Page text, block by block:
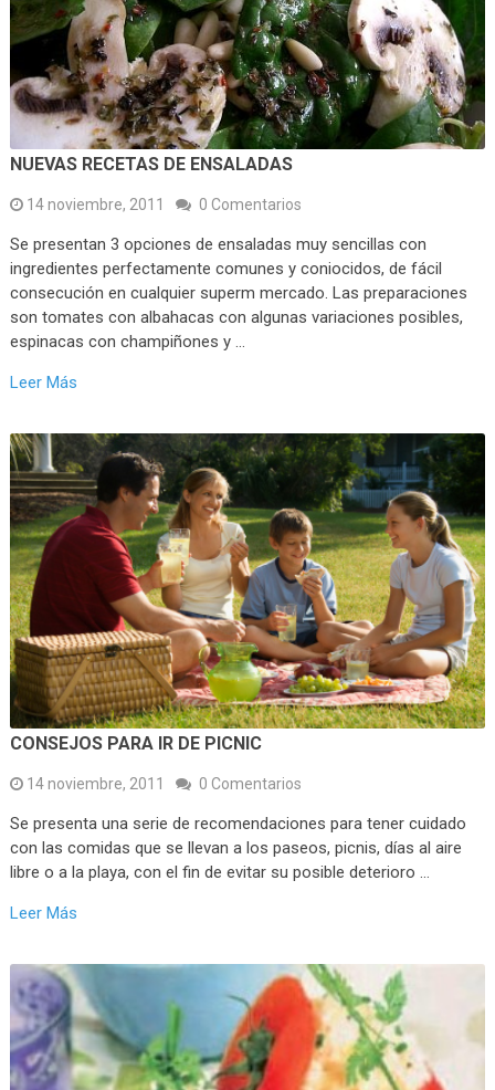
NUEVAS RECETAS DE ENSALADAS
14 noviembre, 2011 0 Comentarios
Se presentan 3 opciones de ensaladas muy sencillas con
ingredientes perfectamente comunes y coniocidos, de fácil
consecución en cualquier superm mercado. Las preparaciones
son tomates con albahacas con algunas variaciones posibles,
espinacas con champiñones y …
Leer Más
CONSEJOS PARA IR DE PICNIC
14 noviembre, 2011 0 Comentarios
Se presenta una serie de recomendaciones para tener cuidado
con las comidas que se llevan a los paseos, picnis, días al aire
libre o a la playa, con el fin de evitar su posible deterioro …
Leer Más